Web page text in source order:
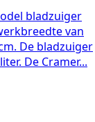
bladzuiger
van
De bladzuiger
De Cramer...